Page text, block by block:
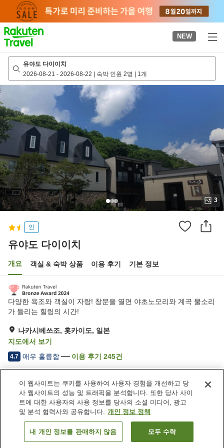
page
NEW
유야도 다이이치
2026-08-21 - 2026-08-22 | 숙박 인원 2명 | 1개
3
인
유야도 다이이치
개요 객실 & 숙박 상품 이용 후기 기본 정보
다양한 욕조와 객실이 자랑! 창문을 열면 야초노모리와 계곡 물소리
가 들리는 힐링의 시간!
나카시베쓰조, 홋카이도, 일본
지도에서 보기
4.7 매우 훌륭함 이용 후기 245건
숙소 편의 시설/서비스
주차장
암반욕
사우나
레스토랑
일본 홋카이도 나카시베쓰조 유야도 다이이치
객실 보기
이 웹사이트는 쿠키를 사용하여 사용자 경험을 개선하고 당
사 웹사이트의 성능 및 트래픽을 분석합니다. 또한 당사 사이
트에 대한 사용자의 사용 정보를 당사의 소셜 미디어, 광고
및 분석 협력사와 공유합니다. 개인 정보 정책
내 개인 정보를 판매하지 않음 모두 수락